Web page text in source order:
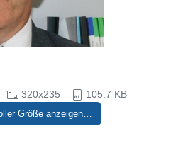
320x235 105.7 KB
Größe anzeigen…